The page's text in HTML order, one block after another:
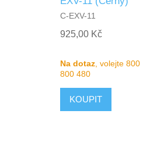
C-EXV-11
925,00 Kč
Na dotaz , volejte 800
800 480